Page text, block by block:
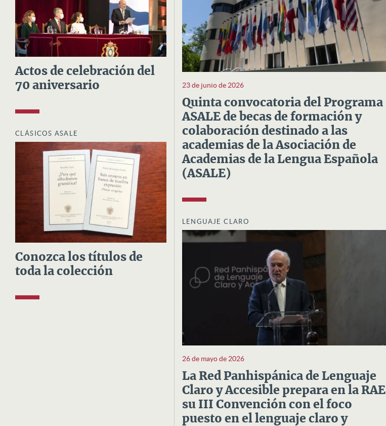
Actos de celebración del
70 aniversario
CLÁSICOS ASALE
Conozca los títulos de
toda la colección
23 de junio de 2026
Quinta convocatoria del Programa
ASALE de becas de formación y
colaboración destinado a las
academias de la Asociación de
Academias de la Lengua Española
(ASALE)
LENGUAJE CLARO
26 de mayo de 2026
La Red Panhispánica de Lenguaje
Claro y Accesible prepara en la RAE
su III Convención con el foco
puesto en el lenguaje claro y